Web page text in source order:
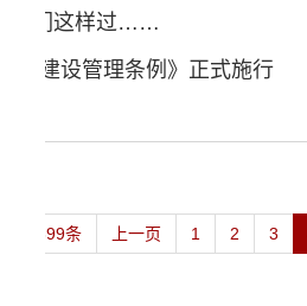
我们这样过……
市建设管理条例》正式施行
共399条 上一页 1 2 3